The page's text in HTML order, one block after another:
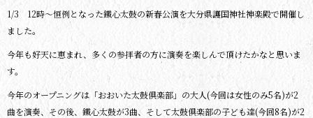
1/3 12時～恒例となった鐵心太鼓の新春公演を大分県護国神社神楽殿で開催し
ました。
今年も好天に恵まれ、多くの参拝者の方に演奏を楽しんで頂けたかなと思いま
す。
今年のオープニングは「おおいた太鼓倶楽部」の大人(今回は女性のみ5名)が2
曲を演奏、その後、鐵心太鼓が3曲、そして太鼓倶楽部の子ども達(今回8名)が2